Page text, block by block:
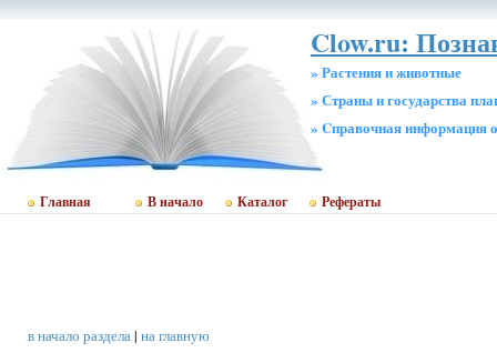
Clow.ru:
» Растения и животные
» Страны и государства
» Cправочная информация
Главная В начало Каталог Рефераты
в начало раздела| на главную